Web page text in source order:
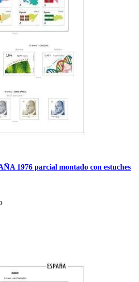
1976 parcial montado con estuches